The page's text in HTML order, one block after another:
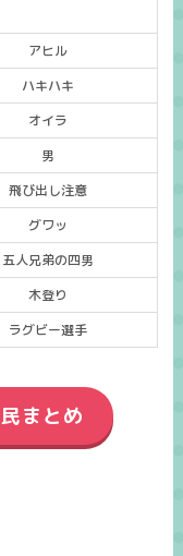
アヒル
ハキハキ
オイラ
男
飛び出し注意
グワッ
五人兄弟の四男
木登り
ラグビー選手
まとめ